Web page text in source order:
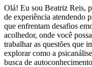
Olá! Eu sou Beatriz Reis,
de experiência atendendo
que enfrentam desafios
acolhedor, onde você
trabalhar as questões que
explorar como a
busca de